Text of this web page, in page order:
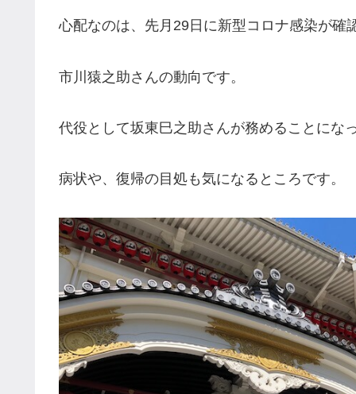
心配なのは、先月29日に新型コロナ感染が確
市川猿之助さんの動向です。
代役として坂東巳之助さんが務めることにな
病状や、復帰の目処も気になるところです。